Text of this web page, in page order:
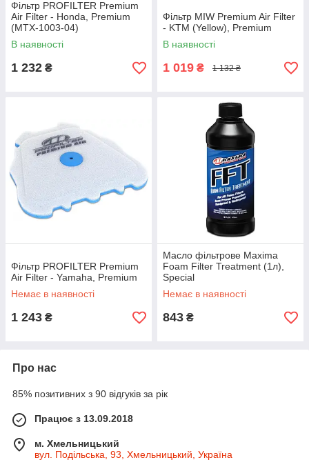
Фільтр PROFILTER Premium
Air Filter - Honda, Premium
(MTX-1003-04)
В наявності
1 232 ₴
Фільтр MIW Premium Air Filter
- KTM (Yellow), Premium
В наявності
1 019 ₴ 1 132 ₴
Фільтр PROFILTER Premium
Air Filter - Yamaha, Premium
Немає в наявності
1 243 ₴
Масло фільтрове Maxima
Foam Filter Treatment (1л),
Special
Немає в наявності
843 ₴
Про нас
85% позитивних з 90 відгуків за рік
Працює з 13.09.2018
м. Хмельницький
вул. Подільська, 93, Хмельницький, Україна